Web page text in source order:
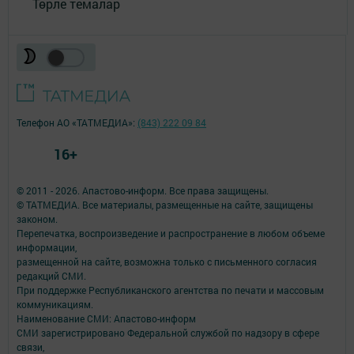
Төрле темалар
© 2011 - 2026. Апастово-информ. Все права защищены.
© ТАТМЕДИА. Все материалы, размещенные на сайте, защищены
законом.
Перепечатка, воспроизведение и распространение в любом объеме
информации,
размещенной на сайте, возможна только с письменного согласия
редакций СМИ.
При поддержке Республиканского агентства по печати и массовым
коммуникациям.
Наименование СМИ: Апастово-информ
СМИ зарегистрировано Федеральной службой по надзору в сфере
связи,
Телефон АО «ТАТМЕДИА»: (843) 222 09 84
16+